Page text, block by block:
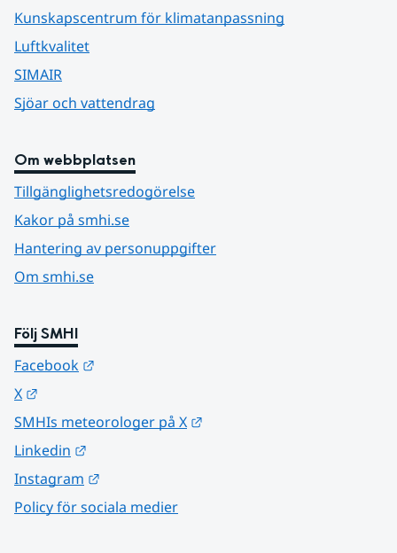
Kunskapscentrum för klimatanpassning
Luftkvalitet
SIMAIR
Sjöar och vattendrag
Om webbplatsen
Tillgänglighetsredogörelse
Kakor på smhi.se
Hantering av personuppgifter
Om smhi.se
Följ SMHI
Facebook
X
SMHIs meteorologer på X
Linkedin
Instagram
Policy för sociala medier